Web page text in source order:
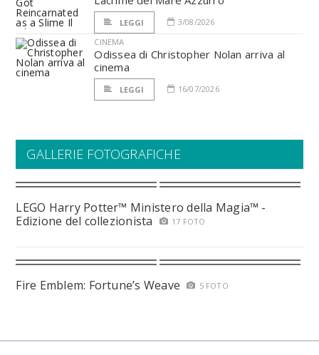
LEGGI
3/08/2026
CINEMA
Odissea di Christopher Nolan arriva al
cinema
LEGGI 16/07/2026
GALLERIE FOTOGRAFICHE
LEGO Harry Potter™ Ministero della Magia™ -
Edizione del collezionista
17 FOTO
Fire Emblem: Fortune’s Weave 5 FOTO